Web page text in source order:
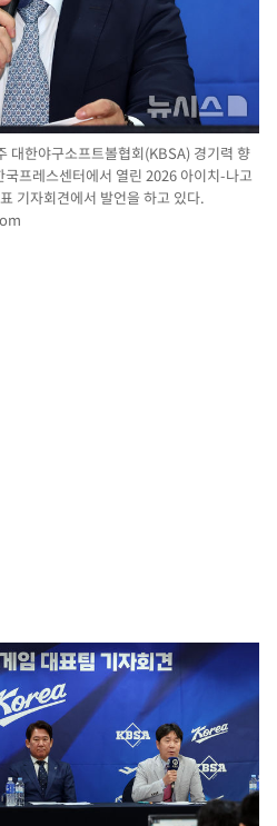
대한야구소프트볼협회(KBSA) 경기력 향
프레스센터에서 열린 2026 아이치-나고
기자회견에서 발언을 하고 있다.